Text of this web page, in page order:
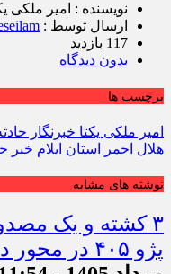
نویسنده : امیر ملکی
ارسال توسط :
117 بازدید
بدون دیدگاه
برچسب ها
امیر ملکی یکتا خبرنگار
هلال احمر استان ایلام خبر
نوشته های مشابه
۳ کشته و یک
پژو ۴۰۵ در محور دشت‌عباس–دهلران